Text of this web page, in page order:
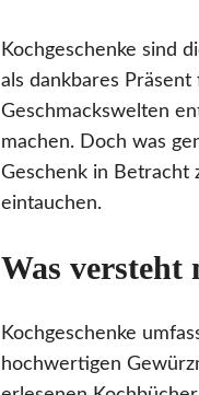
Kochgeschenke sind
als dankbares
Geschmackswelten
machen. Doch was
Geschenk in Betracht
eintauchen.
Was versteht
Kochgeschenke
hochwertigen